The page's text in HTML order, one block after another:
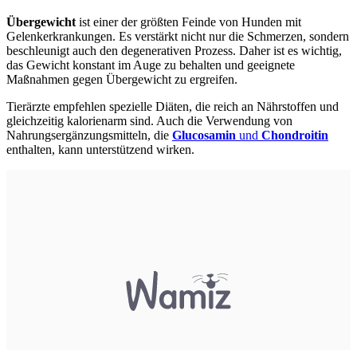
Übergewicht ist einer der größten Feinde von Hunden mit
Gelenkerkrankungen. Es verstärkt nicht nur die Schmerzen, sondern
beschleunigt auch den degenerativen Prozess. Daher ist es wichtig,
das Gewicht konstant im Auge zu behalten und geeignete
Maßnahmen gegen Übergewicht zu ergreifen.
Tierärzte empfehlen spezielle Diäten, die reich an Nährstoffen und
gleichzeitig kalorienarm sind. Auch die Verwendung von
Nahrungsergänzungsmitteln, die Glucosamin und Chondroitin
enthalten, kann unterstützend wirken.